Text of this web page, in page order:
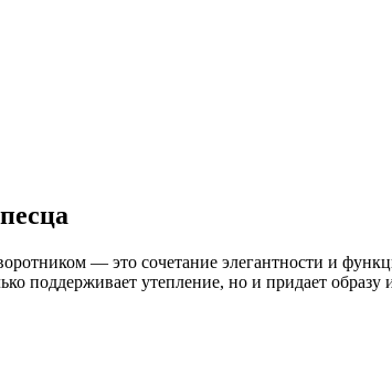
— это сочетание элегантности и
поддерживает утепление, но и придает